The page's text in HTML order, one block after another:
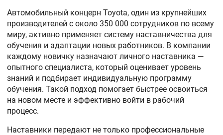
Автомобильный концерн Toyota, один из крупнейших
производителей с около 350 000 сотрудников по всему
миру, активно применяет систему наставничества для
обучения и адаптации новых работников. В компании
каждому новичку назначают личного наставника —
опытного специалиста, который оценивает уровень
знаний и подбирает индивидуальную программу
обучения. Такой подход помогает быстрее освоиться
на новом месте и эффективно войти в рабочий
процесс.
Наставники передают не только профессиональные